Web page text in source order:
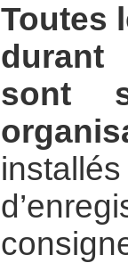
Toutes
durant
sont